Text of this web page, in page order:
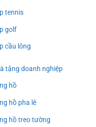
tennis
golf
cầu lông
tặng doanh nghiệp
hồ
hồ pha lê
hồ treo tường